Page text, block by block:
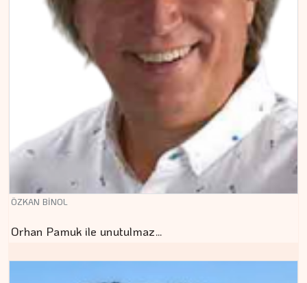
ÖZKAN BİNOL
Orhan Pamuk ile unutulmaz…